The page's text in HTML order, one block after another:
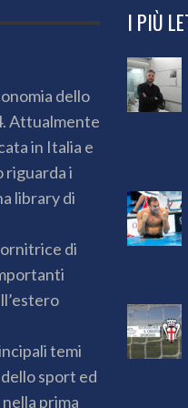
dello
Attualmente
in Italia e
riguarda i
library di
di
temi
sport ed
prima
I PIÙ